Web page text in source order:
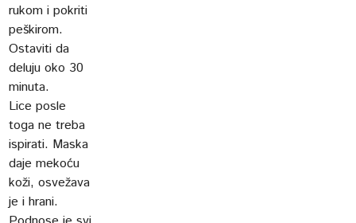
rukom i pokriti
peškirom.
Ostaviti da
deluju oko 30
minuta.
Lice posle
toga ne treba
ispirati. Maska
daje mekoću
koži, osvežava
je i hrani.